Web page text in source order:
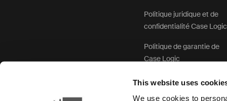
This website uses
We use cookies to
Politique juridique et de
confidentialité Case Logic
Politique de garantie de
Case Logic